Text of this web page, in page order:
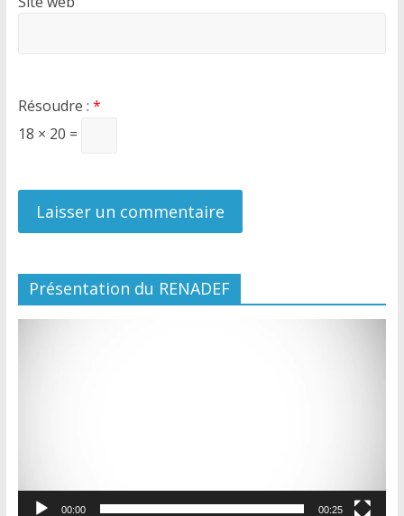
Résoudre : *
18 × 20 =
Présentation du RENADEF
00:00 00:25